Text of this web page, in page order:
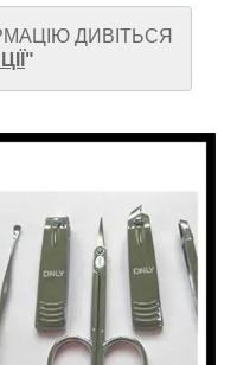
ДИВІТЬСЯ
"